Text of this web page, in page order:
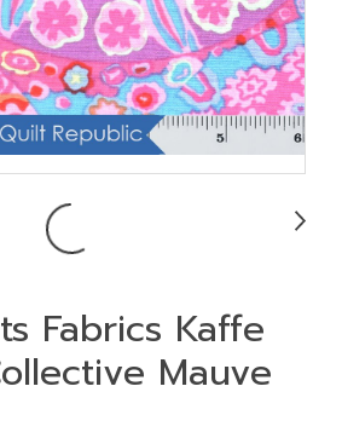
Fabrics Kaffe
Mauve